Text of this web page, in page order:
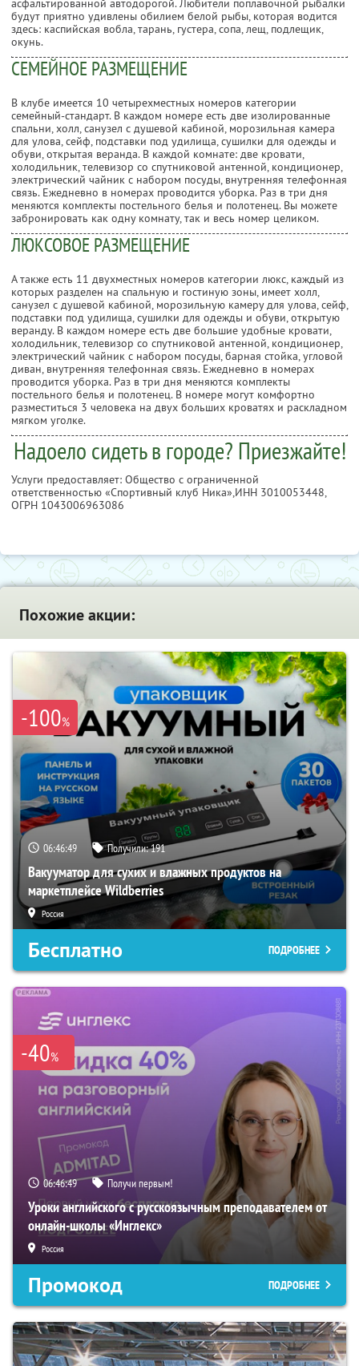
асфальтированной автодорогой. Любители поплавочной рыбалки
будут приятно удивлены обилием белой рыбы, которая водится
здесь: каспийская вобла, тарань, густера, сопа, лещ, подлещик,
окунь.
СЕМЕЙНОЕ РАЗМЕЩЕНИЕ
В клубе имеется 10 четырехместных номеров категории
семейный-стандарт. В каждом номере есть две изолированные
спальни, холл, санузел с душевой кабиной, морозильная камера
для улова, сейф, подставки под удилища, сушилки для одежды и
обуви, открытая веранда. В каждой комнате: две кровати,
холодильник, телевизор со спутниковой антенной, кондиционер,
электрический чайник с набором посуды, внутренняя телефонная
связь. Ежедневно в номерах проводится уборка. Раз в три дня
меняются комплекты постельного белья и полотенец. Вы можете
забронировать как одну комнату, так и весь номер целиком.
ЛЮКСОВОЕ РАЗМЕЩЕНИЕ
А также есть 11 двухместных номеров категории люкс, каждый из
которых разделен на спальную и гостиную зоны, имеет холл,
санузел с душевой кабиной, морозильную камеру для улова, сейф,
подставки под удилища, сушилки для одежды и обуви, открытую
веранду. В каждом номере есть две большие удобные кровати,
холодильник, телевизор со спутниковой антенной, кондиционер,
электрический чайник с набором посуды, барная стойка, угловой
диван, внутренняя телефонная связь. Ежедневно в номерах
проводится уборка. Раз в три дня меняются комплекты
постельного белья и полотенец. В номере могут комфортно
разместиться 3 человека на двух больших кроватях и раскладном
мягком уголке.
Надоело сидеть в городе? Приезжайте!
Услуги предоставляет: Общество с ограниченной
ответственностью «Спортивный клуб Ника»,ИНН 3010053448,
ОГРН 1043006963086
Похожие акции:
-100%
06:46:47 Получили:191
Вакууматор для сухих и влажных продуктов на
маркетплейсе Wildberries
Россия
Бесплатно ПОДРОБНЕЕ
-40%
06:46:47 Получи первым!
Уроки английского с русскоязычным преподавателем от
онлайн-школы «Инглекс»
Россия
Промокод ПОДРОБНЕЕ